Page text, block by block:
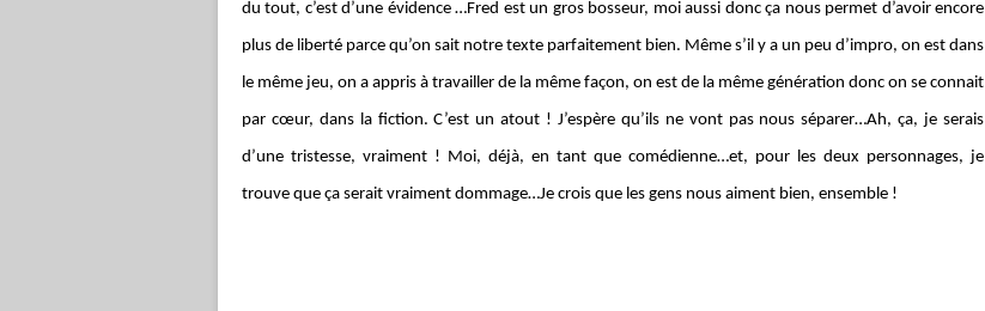
du tout, c’est d’une évidence …Fred est un gros bosseur, moi aussi donc ça nous permet d’avoir encore
plus de liberté parce qu’on sait notre texte parfaitement bien. Même s’il y a un peu d’impro, on est dans
le même jeu, on a appris à travailler de la même façon, on est de la même génération donc on se connait
par cœur, dans la fiction. C’est un atout ! J’espère qu’ils ne vont pas nous séparer…Ah, ça, je serais
d’une tristesse, vraiment ! Moi, déjà, en tant que comédienne…et, pour les deux personnages, je
trouve que ça serait vraiment dommage…Je crois que les gens nous aiment bien, ensemble !